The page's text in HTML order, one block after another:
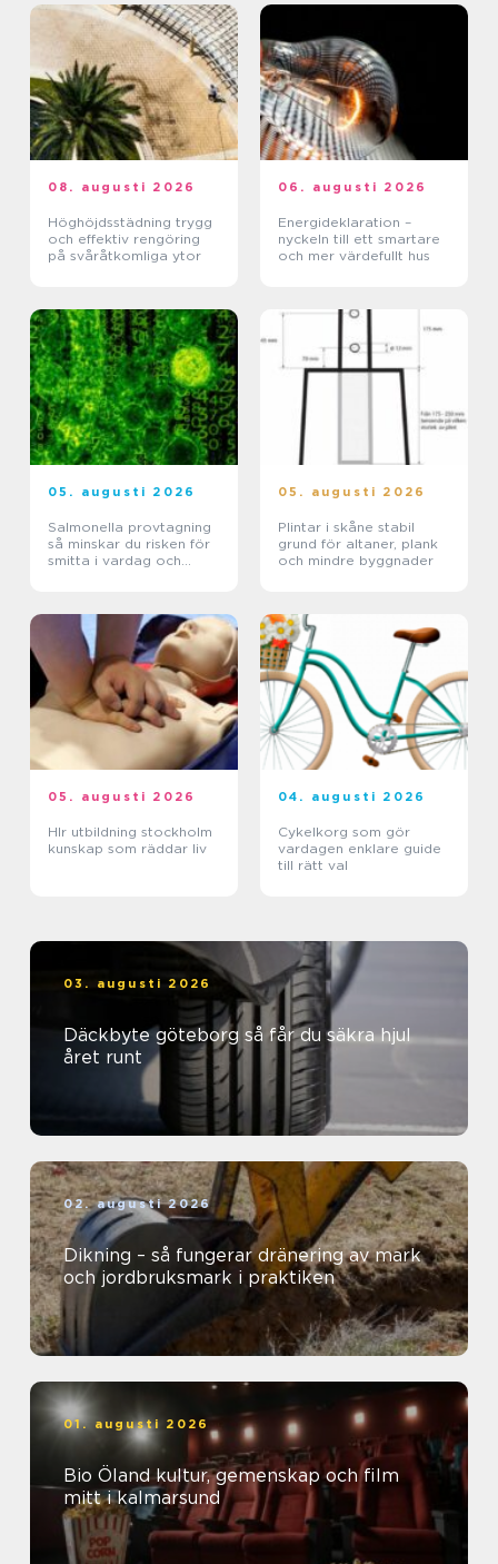
08. augusti 2026
Höghöjdsstädning trygg
och effektiv rengöring
på svåråtkomliga ytor
06. augusti 2026
Energideklaration –
nyckeln till ett smartare
och mer värdefullt hus
05. augusti 2026
Salmonella provtagning
så minskar du risken för
smitta i vardag och
05. augusti 2026
Plintar i skåne stabil
grund för altaner, plank
och mindre byggnader
05. augusti 2026
Hlr utbildning stockholm
kunskap som räddar liv
04. augusti 2026
Cykelkorg som gör
vardagen enklare guide
till rätt val
03. augusti 2026
Däckbyte göteborg så får du säkra hjul
året runt
02. augusti 2026
Dikning – så fungerar dränering av mark
och jordbruksmark i praktiken
01. augusti 2026
Bio Öland kultur, gemenskap och film
mitt i kalmarsund